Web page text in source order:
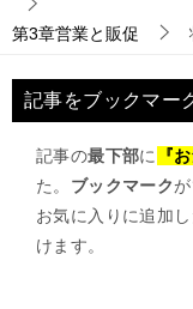
第3章営業と販促
記事をブックマー
記事の最下部に 『
た。 ブックマーク
お気に入りに追加
けます。